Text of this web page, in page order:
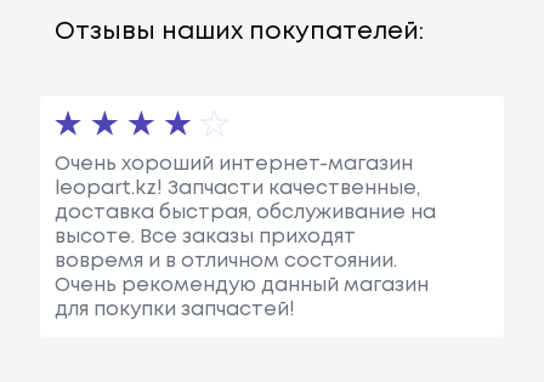
Отзывы наших покупателей:
Очень хороший интернет-магазин
leopart.kz! Запчасти качественные,
доставка быстрая, обслуживание на
высоте. Все заказы приходят
вовремя и в отличном состоянии.
Очень рекомендую данный магазин
для покупки запчастей!